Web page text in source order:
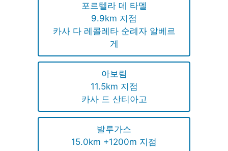
포르텔라 데 타멜
9.9km 지점
카사 다 레콜레타 순례자 알베르
게
아보림
11.5km 지점
카사 드 산티아고
발루가스
15.0km +1200m 지점